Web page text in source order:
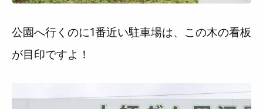
公園へ行くのに1番近い駐車場は、この木の看板
が目印ですよ！